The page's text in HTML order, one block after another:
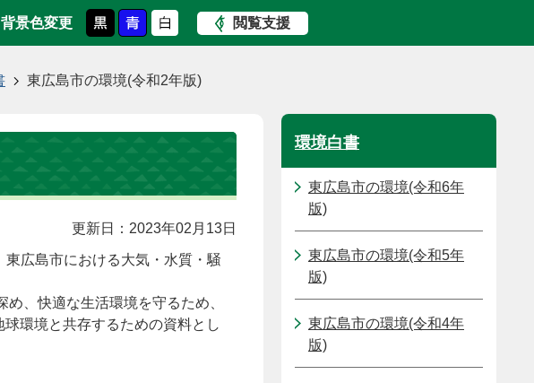
背景色変更 閲覧支援
東広島市の環境(令和2年版)
更新日：2023年02月13日
広島市における大気・水質・騒
、快適な生活環境を守るため、
環境と共存するための資料とし
環境白書
東広島市の環境(令和6年
版)
東広島市の環境(令和5年
版)
東広島市の環境(令和4年
版)